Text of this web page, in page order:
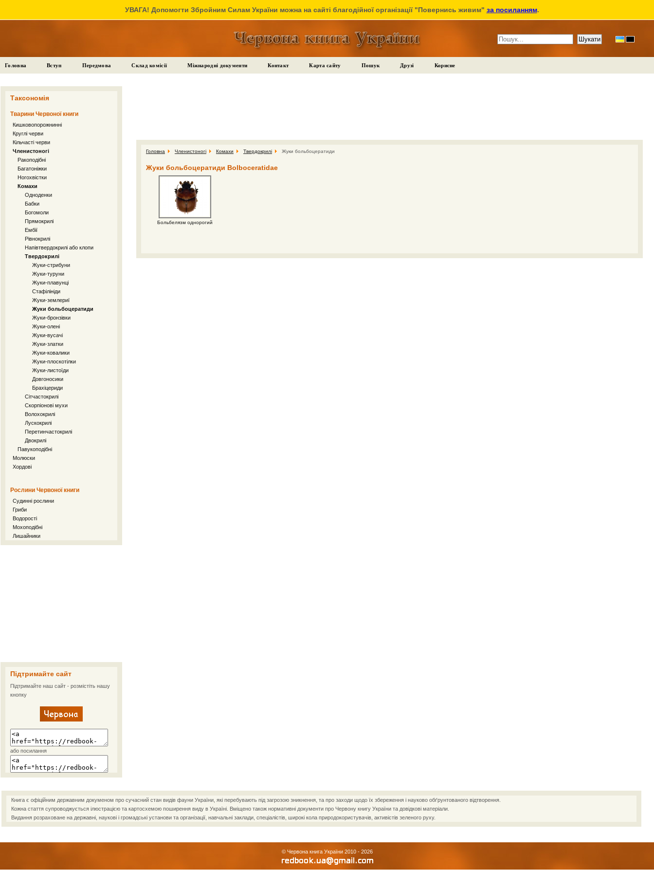
УВАГА! Допомогти Збройним Силам України можна на сайті благодійної організації "Повернись живим" за посиланням.
Головна Вступ Передмова Склад комісії Міжнародні документи Контакт Карта сайту Пошук Друзі Корисне
Таксономія
Тварини Червоної книги
Кишковопорожнинні
Круглі черви
Кільчасті черви
Членистоногі
Ракоподібні
Багатоніжки
Ногохвістки
Комахи
Одноденки
Бабки
Богомоли
Прямокрилі
Ембії
Рівнокрилі
Напівтвердокрилі або клопи
Твердокрилі
Жуки-стрибуни
Жуки-туруни
Жуки-плавунці
Стафілініди
Жуки-землериї
Жуки больбоцератиди
Жуки-бронзівки
Жуки-олені
Жуки-вусачі
Жуки-златки
Жуки-ковалики
Жуки-плоскотілки
Жуки-листоїди
Довгоносики
Брахіцериди
Сітчастокрилі
Скорпіонові мухи
Волохокрилі
Лускокрилі
Перетинчастокрилі
Двокрилі
Павукоподібні
Молюски
Хордові
Рослини Червоної книги
Судинні рослини
Гриби
Водорості
Мохоподібні
Лишайники
Підтримайте сайт
Підтримайте наш сайт - розмістіть нашу
кнопку
або посилання
Головна Членистоногі Комахи Твердокрилі Жуки больбоцератиди
Жуки больбоцератиди Bolboceratidae
Больбелязм однорогий
Книга є офіційним державним докуменом про сучасний стан видів фауни України, які перебувають під загрозою зникнення, та про заходи щодо їх збереження і науково обґрунтованого відтворення.
Кожна стаття супроводжується ілюстрацією та картосхемою поширення виду в Україні. Вміщено також нормативні документи про Червону книгу України та довідкові матеріали.
Видання розраховане на державні, наукові і громадські установи та організації, навчальні заклади, спеціалістів, широкі кола природокористувачів, активістів зеленого руху.
© Червона книга України 2010 - 2026